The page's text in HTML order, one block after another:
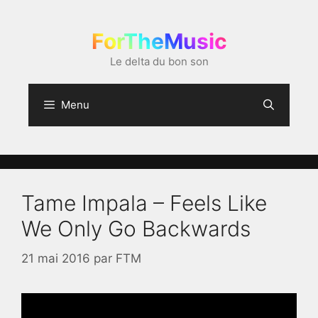
ForTheMusic
Le delta du bon son
Menu
Tame Impala – Feels Like
We Only Go Backwards
21 mai 2016 par FTM